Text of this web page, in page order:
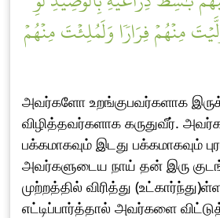
مِنۡهُمۡ فِرَارٗا وَلَمُلِئۡتَ مِنۡهُمۡ
அவர்களோ உறங்குபவர்களாக
விழித்தவர்களாக கருதுவீர்.
பக்கமாகவும் இடது பக்கமாகவும்
அவர்களுடைய நாய் தன் இரு
முற்றத்தில் விரித்து
எட்டிப்பார்த்தால் அவர்களை